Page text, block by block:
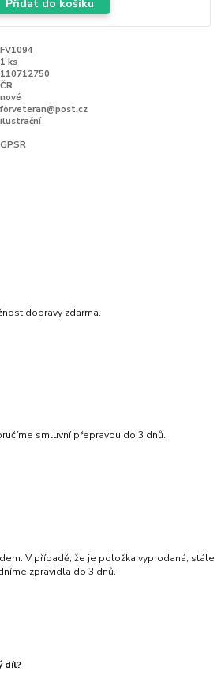
Přidat do košíku
FV1094
1 ks
110712750
ČR
nové
forveteran@post.cz
ilustrační
GPSR
dopravy zdarma.
smluvní přepravou do 3 dnů.
V případě, že je položka vyprodaná, stále
zpravidla do 3 dnů.
díl?